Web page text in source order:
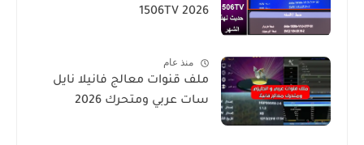
1506TV 2026
منذ عام
ملف قنوات معالج فانيلا نايل
سات عربي ومتحرك 2026